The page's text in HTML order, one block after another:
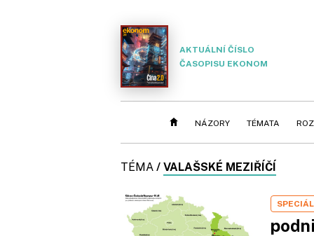
AKTUÁLNÍ ČÍSLO
ČASOPISU EKONOM
NÁZORY TÉMATA
TÉMA / VALAŠSKÉ MEZIŘÍČÍ